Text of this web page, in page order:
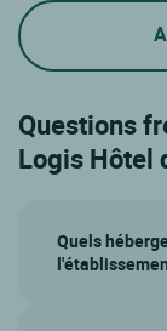
Questions
Logis Hôtel
Quels